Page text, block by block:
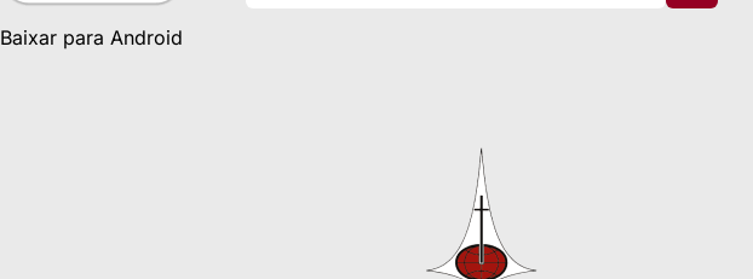
Baixar para Android